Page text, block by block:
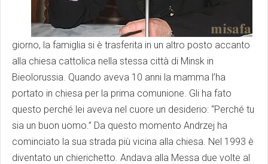
giorno, la famiglia si è trasferita in un altro posto accanto
alla chiesa cattolica nella stessa città di Minsk in
Bieolorussia. Quando aveva 10 anni la mamma l’ha
portato in chiesa per la prima comunione. Gli ha fato
questo perché lei aveva nel cuore un desiderio: “Perché tu
sia un buon uomo.” Da questo momento Andrzej ha
cominciato la sua strada più vicina alla chiesa. Nel 1993 è
diventato un chierichetto. Andava alla Messa due volte al